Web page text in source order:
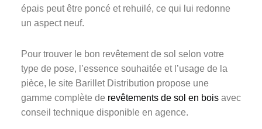
épais peut être poncé et rehuilé, ce qui lui redonne
un aspect neuf.
Pour trouver le bon revêtement de sol selon votre
type de pose, l’essence souhaitée et l’usage de la
pièce, le site Barillet Distribution propose une
gamme complète de revêtements de sol en bois avec
conseil technique disponible en agence.